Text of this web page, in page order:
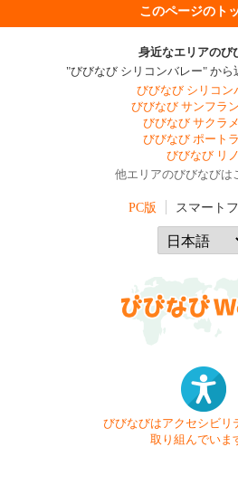
このページのト
身近なエリアのび
"びびなび シリコンバレー" から
びびなび シリコン
びびなび サンフラ
びびなび サクラ
びびなび ポート
びびなび リノ
他エリアのびびなびは
PC版 スマート
びびなびはアクセシビリ
取り組んでいま